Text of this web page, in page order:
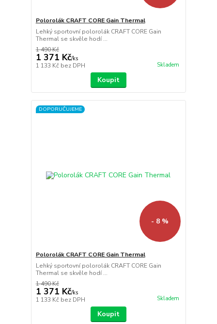
Polorolák CRAFT CORE Gain Thermal
Lehký sportovní polorolák CRAFT CORE Gain
Thermal se skvěle hodí ...
1 490 Kč
1 371 Kč/ks
1 133 Kč bez DPH Skladem
Koupit
DOPORUČUJEME
- 8 %
Polorolák CRAFT CORE Gain Thermal
Lehký sportovní polorolák CRAFT CORE Gain
Thermal se skvěle hodí ...
1 490 Kč
1 371 Kč/ks
1 133 Kč bez DPH Skladem
Koupit